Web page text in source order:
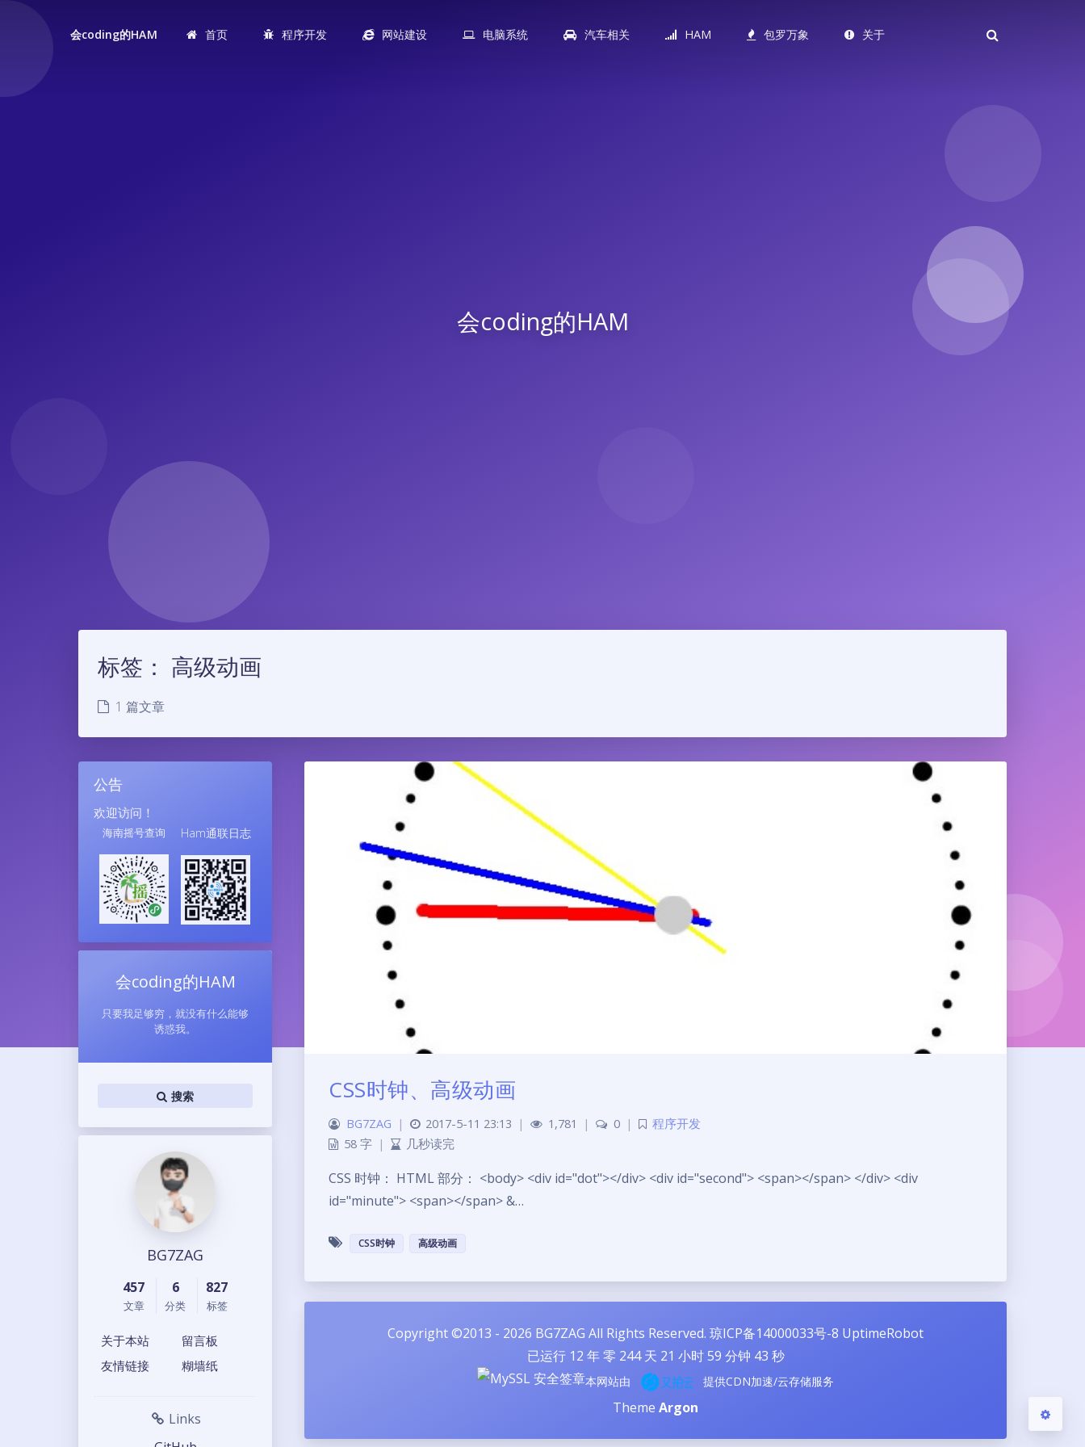
会coding的HAM 首页 程序开发 网站建设 电脑系统 汽车相关 HAM 包罗万象 关于
会coding的HAM
夜间模式
关闭 日落 暗化 灰度
标签： 高级动画
1 篇文章
公告
欢迎访问！
海南摇号查询 Ham通联日志
会coding的HAM
只要我足够穷，就没有什么能够
诱惑我。
搜索
BG7ZAG
457
文章
6
分类
827
标签
关于本站
留言板
友情链接
糊墙纸
Links
CSS时钟、高级动画
BG7ZAG | 2017-5-11 23:13 | 1,781 | 0 |
程序开发
58 字 | 几秒读完
CSS 时钟： HTML 部分： <body> <div id="dot"></div> <div id="second"> <span></span> </div> <div
id="minute"> <span></span> &…
CSS时钟 高级动画
Copyright ©2013 - 2026 BG7ZAG All Rights Reserved. 琼ICP备14000033号-8 UptimeRobot
已运行 12 年 零 244天 21 小时59 分钟 44 秒
本网站由 提供CDN加速/云存储服务
Theme Argon